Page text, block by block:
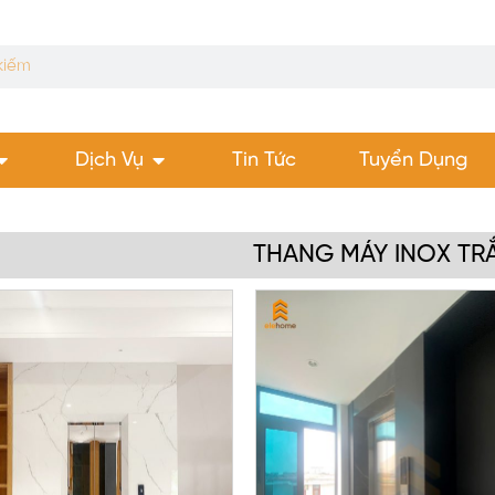
Dịch Vụ Tin Tức Tuyển Dụng
THANG MÁY INOX